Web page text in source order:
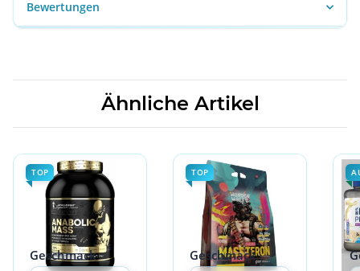
Bewertungen
Ähnliche Artikel
TOP
Geschmack
TOP
Geschmack